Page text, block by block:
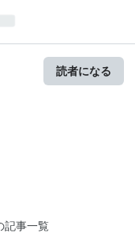
読者になる
事一覧